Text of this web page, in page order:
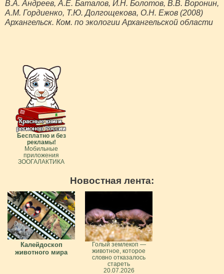
В.А. Андреев, А.Е. Баталов, И.Н. Болотов, В.В. Воронин,
А.М. Гордиенко, Т.Ю. Долгощекова, О.Н. Ежов (2008)
Архангельск. Ком. по экологии Архангельской области
Бесплатно и без
рекламы!
Мобильные
приложения
ЗООГАЛАКТИКА
Новостная лента:
Калейдоскоп
животного мира
Голый землекоп —
животное, которое
словно отказалось
стареть
20.07.2026